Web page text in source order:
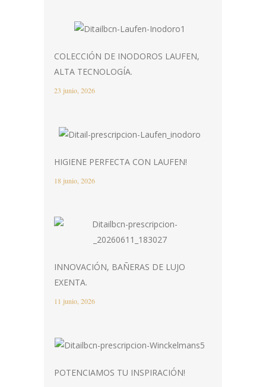
COLECCIÓN DE INODOROS LAUFEN,
ALTA TECNOLOGÍA.
23 junio, 2026
HIGIENE PERFECTA CON LAUFEN!
18 junio, 2026
INNOVACIÓN, BAÑERAS DE LUJO
EXENTA.
11 junio, 2026
POTENCIAMOS TU INSPIRACIÓN!